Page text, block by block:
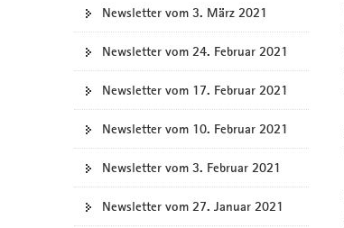
Newsletter vom 3. März 2021
Newsletter vom 24. Februar 2021
Newsletter vom 17. Februar 2021
Newsletter vom 10. Februar 2021
Newsletter vom 3. Februar 2021
Newsletter vom 27. Januar 2021